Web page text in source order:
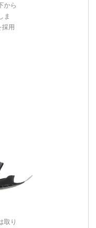
から
ま
採用
取り